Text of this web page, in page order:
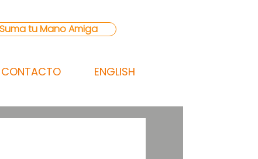
Suma tu Mano Amiga
CONTACTO ENGLISH